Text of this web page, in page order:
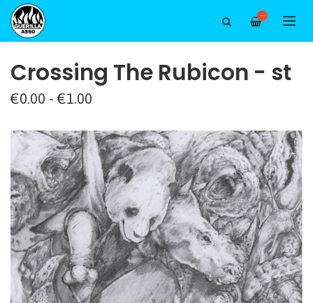
—
Crossing The Rubicon - st
€0.00 - €1.00